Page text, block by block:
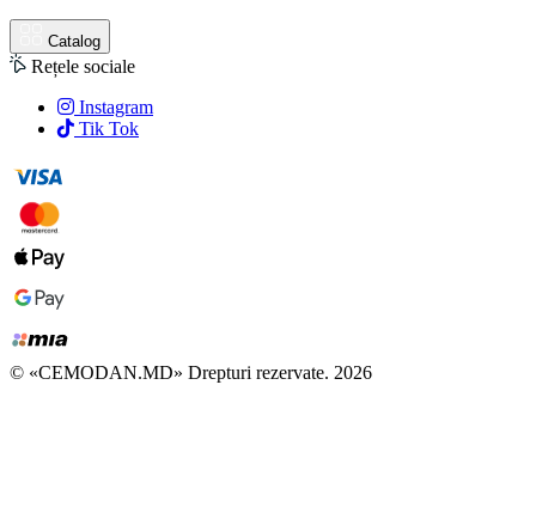
Catalog
Rețele sociale
Instagram
Tik Tok
© «CEMODAN.MD» Drepturi rezervate. 2026